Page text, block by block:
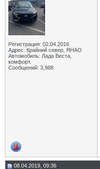
Регистрация: 02.04.2016
Адрес: Крайний север, ЯНАО
Автомобиль: Лада Веста,
комфорт.
Сообщений: 3,988
08.04.2019, 09:36